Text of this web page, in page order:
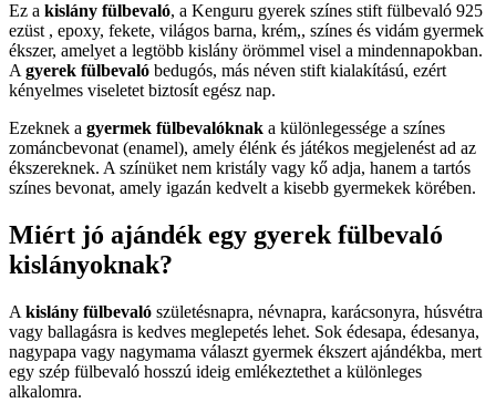
Ez a kislány fülbevaló, a Kenguru gyerek színes stift fülbevaló 925
ezüst , epoxy, fekete, világos barna, krém,, színes és vidám gyermek
ékszer, amelyet a legtöbb kislány örömmel visel a mindennapokban.
A gyerek fülbevaló bedugós, más néven stift kialakítású, ezért
kényelmes viseletet biztosít egész nap.
Ezeknek a gyermek fülbevalóknak a különlegessége a színes
zománcbevonat (enamel), amely élénk és játékos megjelenést ad az
ékszereknek. A színüket nem kristály vagy kő adja, hanem a tartós
színes bevonat, amely igazán kedvelt a kisebb gyermekek körében.
Miért jó ajándék egy gyerek fülbevaló
kislányoknak?
A kislány fülbevaló születésnapra, névnapra, karácsonyra, húsvétra
vagy ballagásra is kedves meglepetés lehet. Sok édesapa, édesanya,
nagypapa vagy nagymama választ gyermek ékszert ajándékba, mert
egy szép fülbevaló hosszú ideig emlékeztethet a különleges
alkalomra.